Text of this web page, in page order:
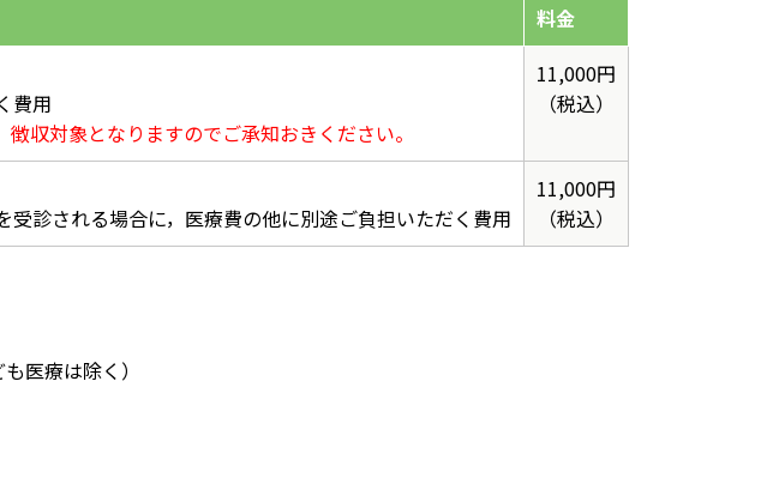
料金
費用
収対象となりますのでご承知おきください。
11,000円
（税込）
診される場合に，医療費の他に別途ご負担いただく費用
11,000円
（税込）
医療は除く）